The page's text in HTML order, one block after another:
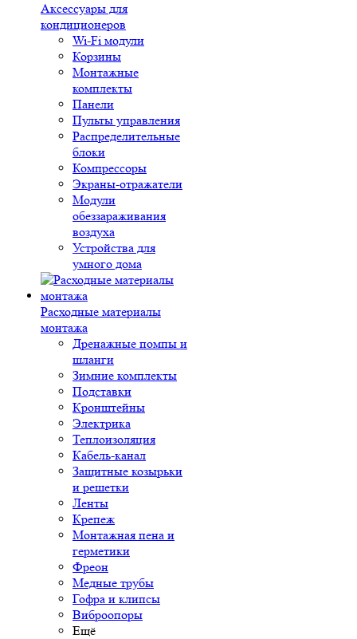
Аксессуары для
кондиционеров
Wi-Fi модули
Корзины
Монтажные
комплекты
Панели
Пульты управления
Распределительные
блоки
Компрессоры
Экраны-отражатели
Модули
обеззараживания
воздуха
Устройства для
умного дома
Расходные материалы
монтажа
Дренажные помпы и
шланги
Зимние комплекты
Подставки
Кронштейны
Электрика
Теплоизоляция
Кабель-канал
Защитные козырьки
и решетки
Ленты
Крепеж
Монтажная пена и
герметики
Фреон
Медные трубы
Гофра и клипсы
Виброопоры
Ещё